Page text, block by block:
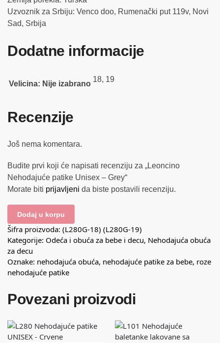
Uzvoznik za Srbiju: Venco doo, Rumenački put 119v, Novi
Sad, Srbija
Dodatne informacije
Velicina: Nije izabrano
18, 19
Recenzije
Još nema komentara.
Budite prvi koji će napisati recenziju za „Leoncino
Nehodajuće patike Unisex – Grey“
Morate biti prijavljeni da biste postavili recenziju.
Dodaj u korpu
Šifra proizvoda: (L280G-18) (L280G-19)
Kategorije: Odeća i obuća za bebe i decu, Nehodajuća obuća
za decu
Oznake: nehodajuća obuća, nehodajuće patike za bebe, roze
nehodajuće patike
Povezani proizvodi